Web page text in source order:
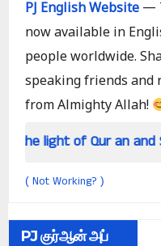
PJ English Website —
now available in
people worldwide.
speaking friends and
from Almighty Allah!
Qur an and Sunnah)
( Not Working? )
PJ குர்ஆன் அப்